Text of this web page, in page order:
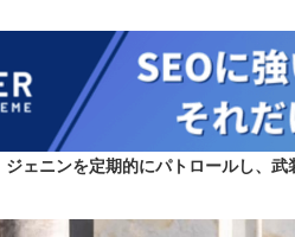
ェニンを定期的にパトロールし、